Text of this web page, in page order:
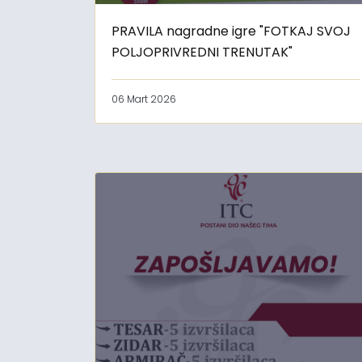
PRAVILA nagradne igre "FOTKAJ SVOJ
POLJOPRIVREDNI TRENUTAK"
06 Mart 2026